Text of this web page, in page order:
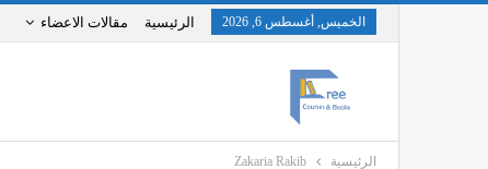
الخميس, أغسطس 6, 2026 الرئيسية مقالات الاعضاء
الرئيسية Zakaria Rakib